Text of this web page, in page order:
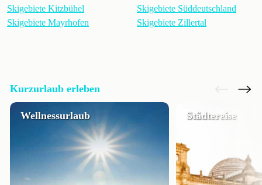
Skigebiete Kitzbühel
Skigebiete Mayrhofen
Skigebiete Süddeutschland
Skigebiete Zillertal
Kurzurlaub erleben
Wellnessurlaub Städtereise